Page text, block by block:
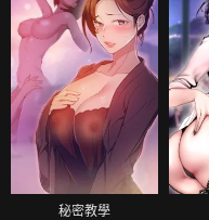
秘密教學